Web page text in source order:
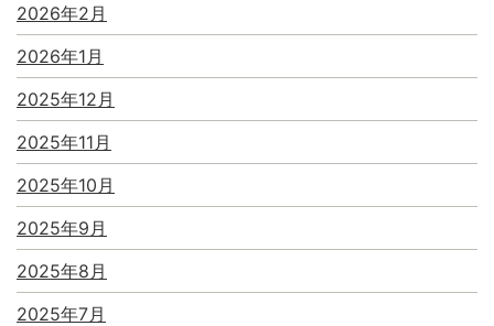
2026年2月
2026年1月
2025年12月
2025年11月
2025年10月
2025年9月
2025年8月
2025年7月